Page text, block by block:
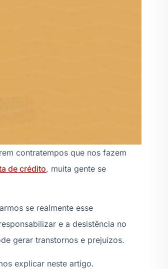
contratempos que nos fazem
de crédito, muita gente se
se realmente esse
e a desistência no
gerar transtornos e prejuízos.
explicar neste artigo.